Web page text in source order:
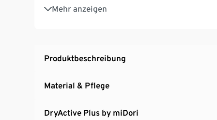
Mehr anzeigen
Mit Markenelasthan: formbeständig,
Produktbeschreibung
Material & Pflege
DryActive Plus by miDori